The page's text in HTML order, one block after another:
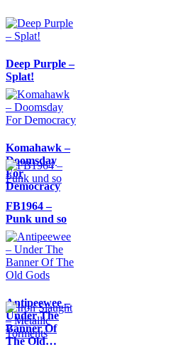
Deep Purple –
Splat!
Komahawk –
Doomsday
For
Democracy
FB1964 –
Punk und so
Antipeewee –
Under The
Banner Of
The Old…